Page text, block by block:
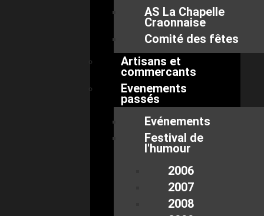
AS La Chapelle
Craonnaise
Comité des fêtes
Artisans et
commercants
Evenements
passés
Evénements
Festival de
l'humour
2006
2007
2008